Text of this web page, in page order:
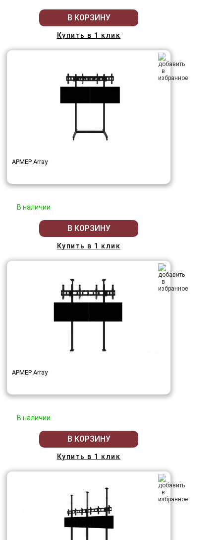
В КОРЗИНУ
Купить в 1 клик
АРМЕР Array
В наличии
В КОРЗИНУ
Купить в 1 клик
АРМЕР Array
В наличии
В КОРЗИНУ
Купить в 1 клик